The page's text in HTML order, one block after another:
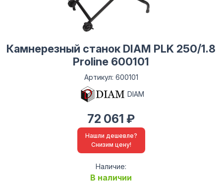
Камнерезный станок DIAM PLK 250/1.8
Proline 600101
Артикул: 600101
DIAM
72 061 ₽
Нашли дешевле?
Снизим цену!
Наличие:
В наличии